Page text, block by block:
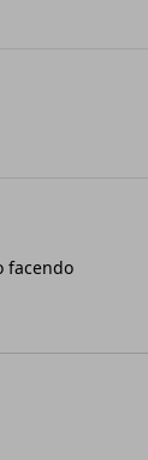
facendo